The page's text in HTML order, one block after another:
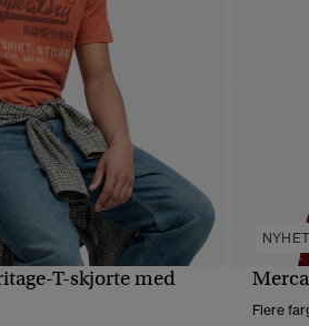
T-skjorte med
Flere